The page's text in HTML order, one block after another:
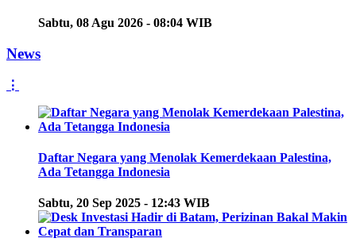
Sabtu, 08 Agu 2026 - 08:04 WIB
News
⋮
Daftar Negara yang Menolak Kemerdekaan Palestina,
Ada Tetangga Indonesia
Sabtu, 20 Sep 2025 - 12:43 WIB